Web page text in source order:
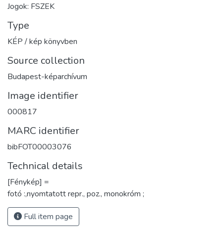
Jogok: FSZEK
Type
KÉP / kép könyvben
Source collection
Budapest-képarchívum
Image identifier
000817
MARC identifier
bibFOT00003076
Technical details
[Fénykép] =
fotó :,nyomtatott repr., poz., monokróm ;
Full item page